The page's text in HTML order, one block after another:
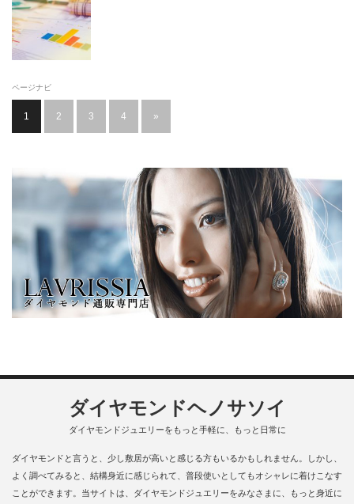
ページナビ
1 2 3 4 »
ダイヤモンドヘノサソイ
ダイヤモンドジュエリーをもっと手軽に、もっと日常に
ダイヤモンドと言うと、少し敷居が高いと感じる方もいるかもしれません。しかし、
よく調べてみると、結構身近に感じられて、普段使いとしてもオシャレに着けこなす
ことができます。当サイトは、ダイヤモンドジュエリーをみなさまに、もっと身近に